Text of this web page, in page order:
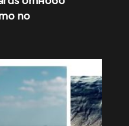
по